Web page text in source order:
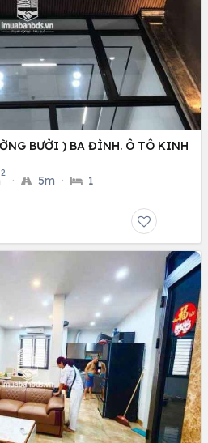
BƯỞI ) BA ĐÌNH. Ô TÔ KINH
2
· 5m · 1